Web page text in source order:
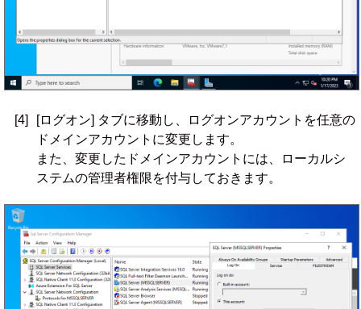
[4]
[ログオン] タブに移動し、ログオンアカウントを任意の
ドメインアカウントに変更します。
また、変更したドメインアカウントには、ローカルシ
ステムの管理者権限を付与しておきます。